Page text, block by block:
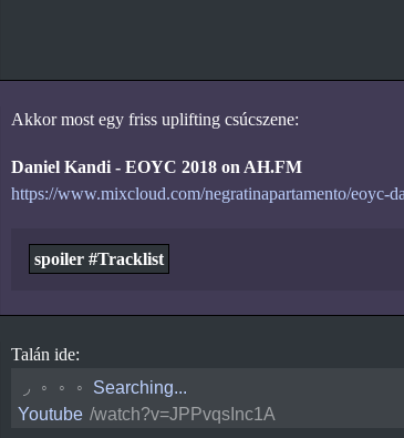
Akkor most egy friss uplifting csúcszene:
Daniel Kandi - EOYC 2018 on AH.FM
https://www.mixcloud.com/negratinapartamento/eoyc-
spoiler #Tracklist
Talán ide:
◟
◦ ◦ ◦
Searching...
Youtube /watch?v=JPPvqsInc1A